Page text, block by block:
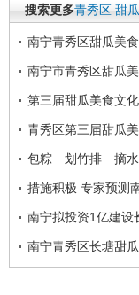
搜索更多青秀区 甜瓜
南宁青秀区甜瓜美
南宁市青秀区甜瓜
第三届甜瓜美食文
青秀区第三届甜瓜
包粽 划竹排 摘水
措施积极 专家预测
南宁拟投资1亿建设
南宁青秀区长塘甜